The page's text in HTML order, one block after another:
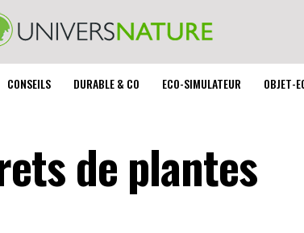
CONSEILS DURABLE & CO ECO-SIMULATEUR OBJET-
de plantes